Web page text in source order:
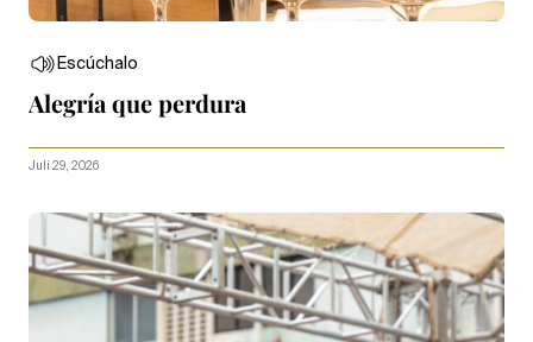
Escúchalo
Alegría que perdura
Juli 29, 2026